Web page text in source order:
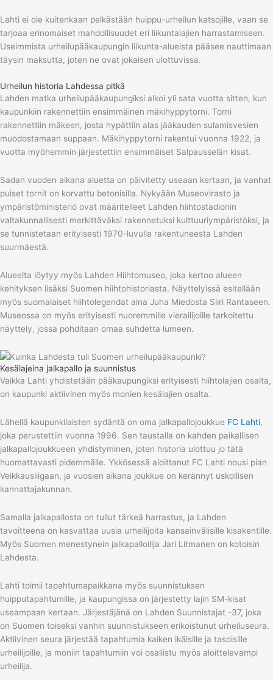
Lahti ei ole kuitenkaan pelkästään huippu-urheilun katsojille, vaan se
tarjoaa erinomaiset mahdollisuudet eri liikuntalajien harrastamiseen.
Useimmista urheilupääkaupungin liikunta-alueista pääsee nauttimaan
täysin maksutta, joten ne ovat jokaisen ulottuvissa.
Urheilun historia Lahdessa pitkä
Lahden matka urheilupääkaupungiksi alkoi yli sata vuotta sitten, kun
kaupunkiin rakennettiin ensimmäinen mäkihyppytorni. Torni
rakennettiin mäkeen, josta hypättiin alas jääkauden sulamisvesien
muodostamaan suppaan. Mäkihyppytorni rakentui vuonna 1922, ja
vuotta myöhemmin järjestettiin ensimmäiset Salpausselän kisat.
Sadan vuoden aikana aluetta on päivitetty useaan kertaan, ja vanhat
puiset tornit on korvattu betonisilla. Nykyään Museovirasto ja
ympäristöministeriö ovat määritelleet Lahden hiihtostadionin
valtakunnallisesti merkittäväksi rakennetuksi kulttuuriympäristöksi, ja
se tunnistetaan erityisesti 1970-luvulla rakentuneesta Lahden
suurmäestä.
Alueelta löytyy myös Lahden Hiihtomuseo, joka kertoo alueen
kehityksen lisäksi Suomen hiihtohistoriasta. Näyttelyissä esitellään
myös suomalaiset hiihtolegendat aina Juha Miedosta Siiri Rantaseen.
Museossa on myös erityisesti nuoremmille vierailijoille tarkoitettu
näyttely, jossa pohditaan omaa suhdetta lumeen.
Kesälajeina jalkapallo ja suunnistus
Vaikka Lahti yhdistetään pääkaupungiksi erityisesti hiihtolajien osalta,
on kaupunki aktiivinen myös monien kesälajien osalta.
Lähellä kaupunkilaisten sydäntä on oma jalkapallojoukkue FC Lahti,
joka perustettiin vuonna 1996. Sen taustalla on kahden paikallisen
jalkapallojoukkueen yhdistyminen, joten historia ulottuu jo tätä
huomattavasti pidemmälle. Ykkösessä aloittanut FC Lahti nousi pian
Veikkausliigaan, ja vuosien aikana joukkue on kerännyt uskollisen
kannattajakunnan.
Samalla jalkapallosta on tullut tärkeä harrastus, ja Lahden
tavoitteena on kasvattaa uusia urheilijoita kansainvälisille kisakentille.
Myös Suomen menestynein jalkapalloilija Jari Litmanen on kotoisin
Lahdesta.
Lahti toimii tapahtumapaikkana myös suunnistuksen
huipputapahtumille, ja kaupungissa on järjestetty lajin SM-kisat
useampaan kertaan. Järjestäjänä on Lahden Suunnistajat -37, joka
on Suomen toiseksi vanhin suunnistukseen erikoistunut urheiluseura.
Aktiivinen seura järjestää tapahtumia kaiken ikäisille ja tasoisille
urheilijoille, ja moniin tapahtumiin voi osallistu myös aloittelevampi
urheilija.